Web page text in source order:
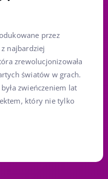
przez
najbardziej
zrewolucjonizowała
światów w grach.
zwieńczeniem lat
który nie tylko